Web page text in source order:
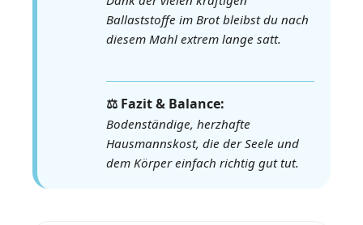
Ballaststoffe im Brot bleibst du nach
diesem Mahl extrem lange satt.
⚖️ Fazit & Balance:
Bodenständige, herzhafte
Hausmannskost, die der Seele und
dem Körper einfach richtig gut tut.